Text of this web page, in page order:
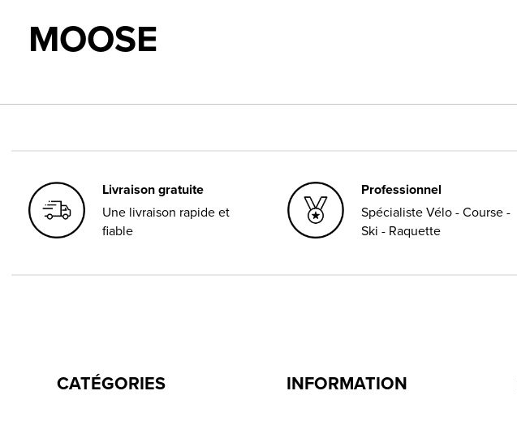
MOOSE
Livraison gratuite
Une livraison rapide et
fiable
Professionnel
Spécialiste Vélo - Course -
Ski - Raquette
CATÉGORIES INFORMATION